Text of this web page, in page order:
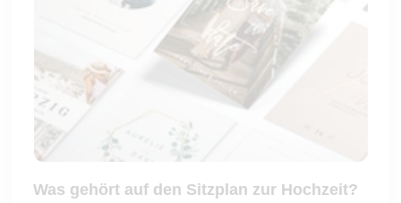
Was gehört auf den Sitzplan zur Hochzeit?